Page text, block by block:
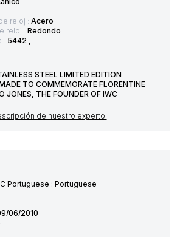
reloj : Acero
reloj : Redondo
: 5442 ,
STEEL LIMITED EDITION
TO COMMEMORATE FLORENTINE
JONES, THE FOUNDER OF IWC
de nuestro experto
Portuguese : Portuguese
06/2010